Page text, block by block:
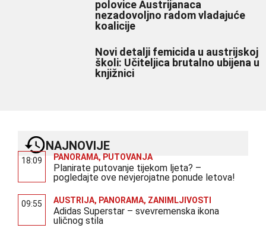
polovice Austrijanaca
nezadovoljno radom vladajuće
koalicije
Novi detalji femicida u austrijskoj
školi: Učiteljica brutalno ubijena u
knjižnici
NAJNOVIJE
18:09 PANORAMA, PUTOVANJA
Planirate putovanje tijekom ljeta? –
pogledajte ove nevjerojatne ponude letova!
09:55 AUSTRIJA, PANORAMA, ZANIMLJIVOSTI
Adidas Superstar – svevremenska ikona
uličnog stila